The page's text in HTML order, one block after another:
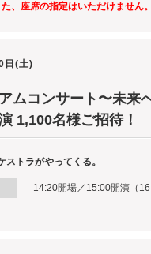
、座席の指定はいただけません
日(土)
ムコンサート〜未来
1,100名様ご招待！
ストラがやってくる。
14:20開場／15:00開演（